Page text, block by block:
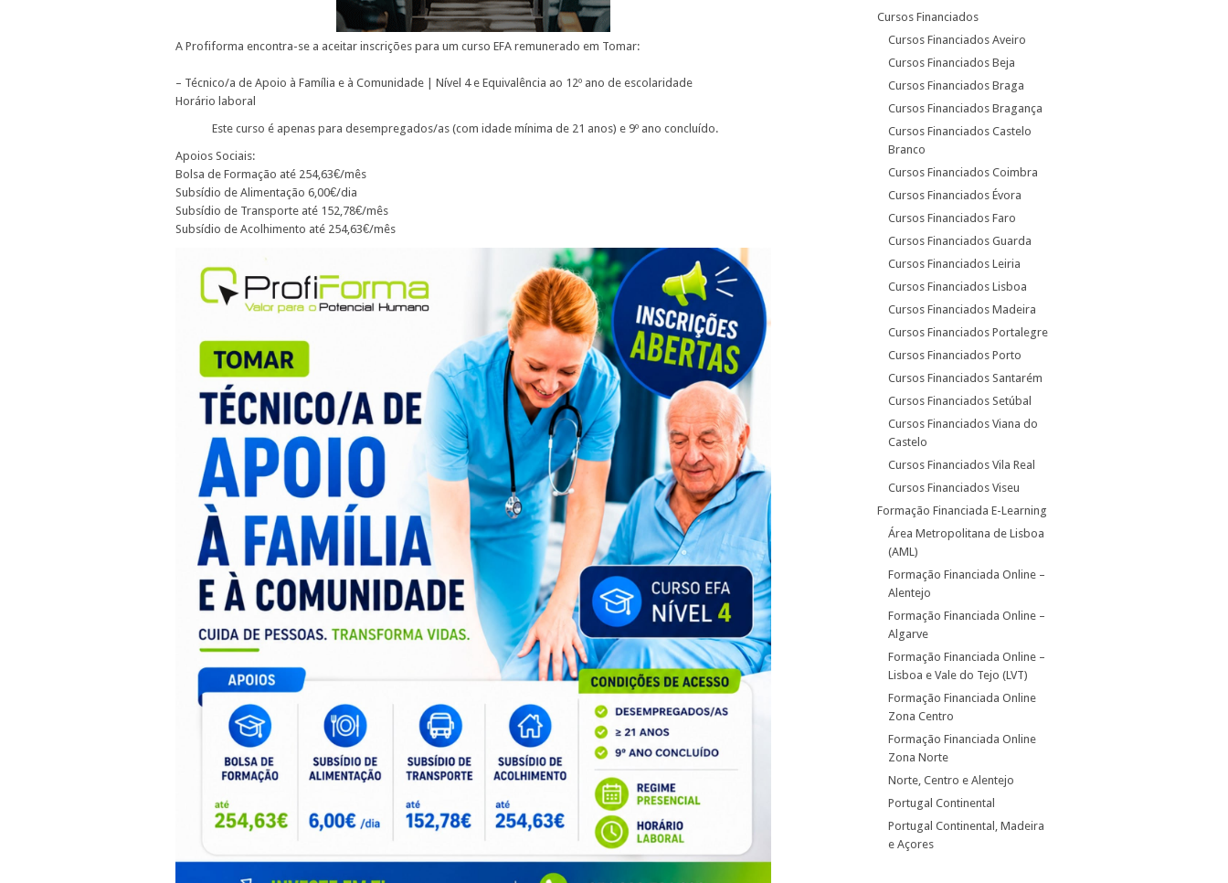
A Profiforma encontra-se a aceitar inscrições para um curso EFA remunerado em Tomar:
– Técnico/a de Apoio à Família e à Comunidade | Nível 4 e Equivalência ao 12º ano de escolaridade
Horário laboral
Este curso é apenas para desempregados/as (com idade mínima de 21 anos) e 9º ano concluído.
Apoios Sociais:
Bolsa de Formação até 254,63€/mês
Subsídio de Alimentação 6,00€/dia
Subsídio de Transporte até 152,78€/mês
Subsídio de Acolhimento até 254,63€/mês
Cursos Financiados
Cursos Financiados Aveiro
Cursos Financiados Beja
Cursos Financiados Braga
Cursos Financiados Bragança
Cursos Financiados Castelo
Branco
Cursos Financiados Coimbra
Cursos Financiados Évora
Cursos Financiados Faro
Cursos Financiados Guarda
Cursos Financiados Leiria
Cursos Financiados Lisboa
Cursos Financiados Madeira
Cursos Financiados Portalegre
Cursos Financiados Porto
Cursos Financiados Santarém
Cursos Financiados Setúbal
Cursos Financiados Viana do
Castelo
Cursos Financiados Vila Real
Cursos Financiados Viseu
Formação Financiada E-Learning
Área Metropolitana de Lisboa
(AML)
Formação Financiada Online –
Alentejo
Formação Financiada Online –
Algarve
Formação Financiada Online –
Lisboa e Vale do Tejo (LVT)
Formação Financiada Online
Zona Centro
Formação Financiada Online
Zona Norte
Norte, Centro e Alentejo
Portugal Continental
Portugal Continental, Madeira
e Açores